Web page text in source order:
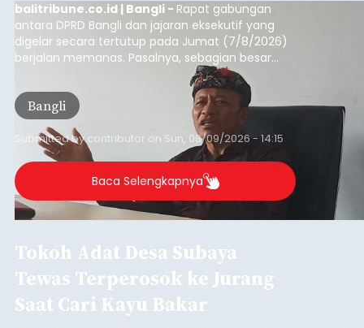
balitribune.co.id | Bangli - Rapat gabungan
antara DPRD Bangli dan jajaran eksekutif yang
digelar secara tertutup pada Jumat (7/8/2026)
berjalan memanas. Pasalnya, sebagian besar
dana hibah yang bersumber dari pokok-pokok
pikiran (pokok-pokok pikiran/pokir) dewan hasil
penjaringan aspirasi masyarakat saat reses tak
kunjung cair.
Bangli
Submitted bycontributor on Sun, 08/09/2026 - 14:15
Baca Selengkapnya
Tokoh Adat Desa Subaya
Tewas Terperosok ke Jurang
Saat Cari Kayu Bakar